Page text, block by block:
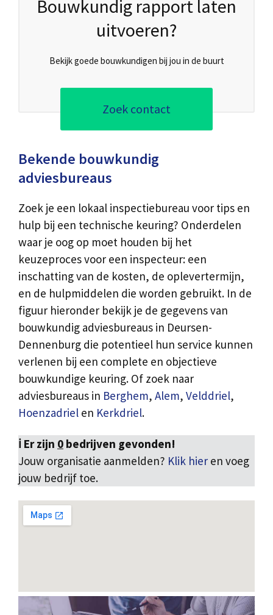
Bouwkundig rapport laten
uitvoeren?
Bekijk goede bouwkundigen bij jou in de buurt
Zoek contact
Bekende bouwkundig
adviesbureaus
Zoek je een lokaal inspectiebureau voor tips en
hulp bij een technische keuring? Onderdelen
waar je oog op moet houden bij het
keuzeproces voor een inspecteur: een
inschatting van de kosten, de oplevertermijn,
en de hulpmiddelen die worden gebruikt. In de
figuur hieronder bekijk je de gegevens van
bouwkundig adviesbureaus in Deursen-
Dennenburg die potentieel hun service kunnen
verlenen bij een complete en objectieve
bouwkundige keuring. Of zoek naar
adviesbureaus in Berghem, Alem, Velddriel,
Hoenzadriel en Kerkdriel.
ℹ️ Er zijn 0 bedrijven gevonden!
Jouw organisatie aanmelden? Klik hier en voeg
jouw bedrijf toe.